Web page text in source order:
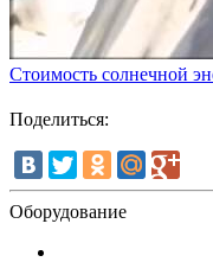
Стоимость солнечной
Поделиться:
Оборудование